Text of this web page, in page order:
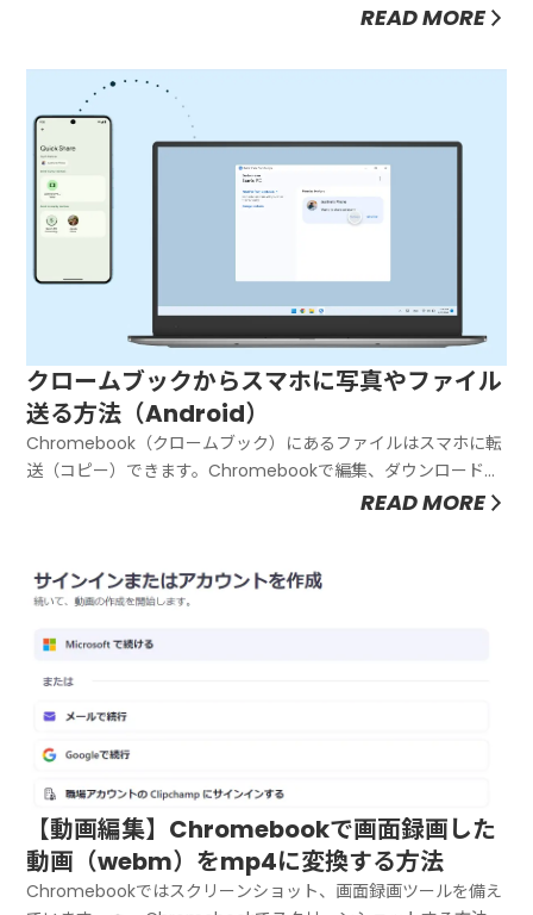
SNSやブログで投稿するときに便利です。この記事ではiPhone
法を紹介します。iPhoneの写真をクローム...
READ MORE
クロームブックからスマホに写真やファイル
送る方法（Android）
Chromebook（クロームブック）にあるファイルはスマホに転
送（コピー）できます。Chromebookで編集、ダウンロードし
たファイルをスマホに送るときに便利な方法です。※クイック
READ MORE
【動画編集】Chromebookで画面録画した
動画（webm）をmp4に変換する方法
Chromebookではスクリーンショット、画面録画ツールを備え